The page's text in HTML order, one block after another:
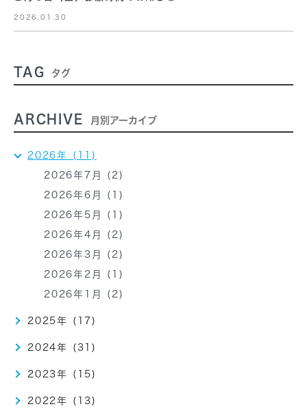
2026.01.30
TAG タグ
ARCHIVE 月別アーカイブ
2026年 (11)
2026年7月 (2)
2026年6月 (1)
2026年5月 (1)
2026年4月 (2)
2026年3月 (2)
2026年2月 (1)
2026年1月 (2)
2025年 (17)
2024年 (31)
2023年 (15)
2022年 (13)